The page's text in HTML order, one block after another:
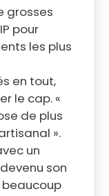
grosses
pour
les plus
en tout,
le cap. «
de plus
».
un
son
beaucoup